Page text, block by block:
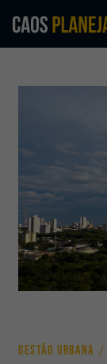
GESTÃO URBANA